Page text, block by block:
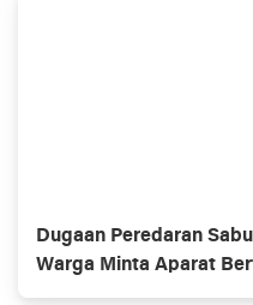
Dugaan Peredaran
Warga Minta Aparat
Pilih